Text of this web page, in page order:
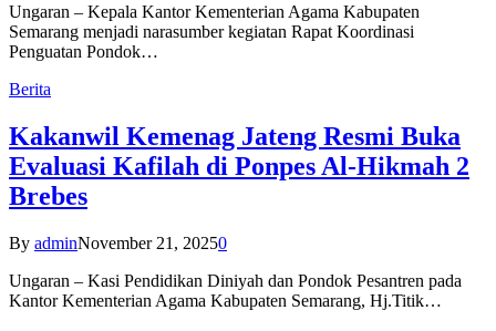
Ungaran – Kepala Kantor Kementerian Agama Kabupaten
Semarang menjadi narasumber kegiatan Rapat Koordinasi
Penguatan Pondok…
Berita
Kakanwil Kemenag Jateng Resmi Buka
Evaluasi Kafilah di Ponpes Al-Hikmah 2
Brebes
By adminNovember 21, 20250
Ungaran – Kasi Pendidikan Diniyah dan Pondok Pesantren pada
Kantor Kementerian Agama Kabupaten Semarang, Hj.Titik…